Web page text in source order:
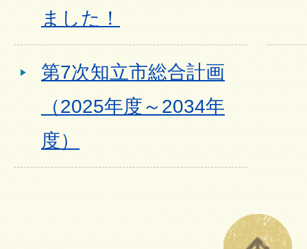
ました！
第7次知立市総合計画
（2025年度～2034年
度）